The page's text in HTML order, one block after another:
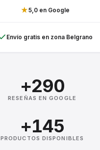
★5,0 en Google
Envío gratis en zona Belgrano
+290
RESEÑAS EN GOOGLE
+145
PRODUCTOS DISPONIBLES